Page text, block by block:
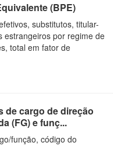
(BPE)
substitutos, titular-
estrangeiros por regime de
total em fator de
de cargo de direção
(FG) e funç...
função, código do